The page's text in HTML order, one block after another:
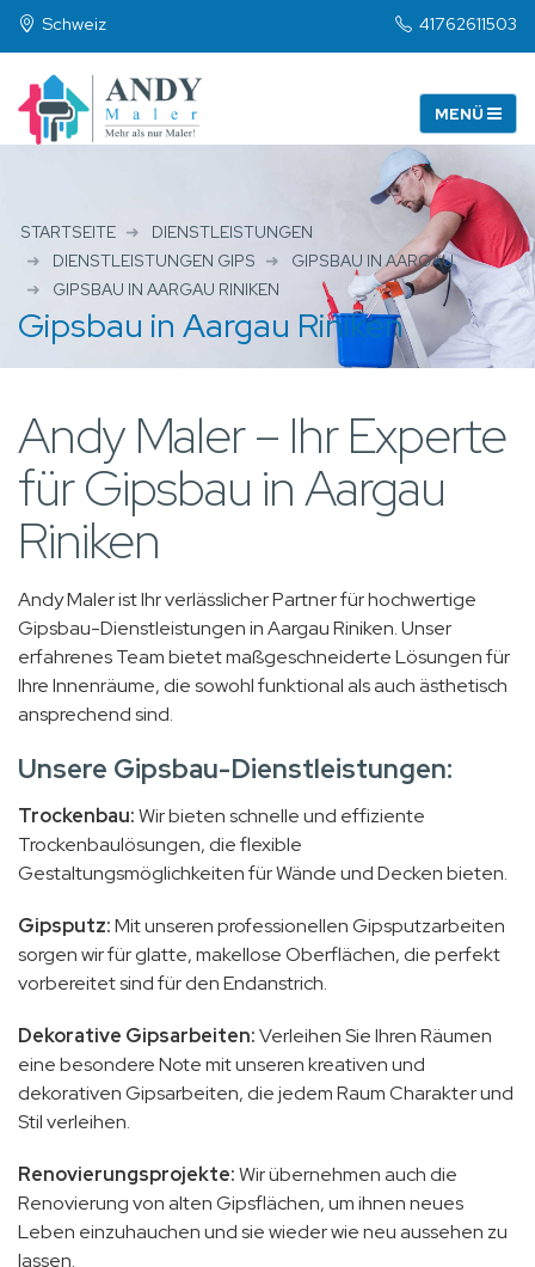
Schweiz 41762611503
STARTSEITE
DIENSTLEISTUNGEN
DIENSTLEISTUNGEN GIPS
GIPSBAU IN AARGAU
GIPSBAU IN AARGAU RINIKEN
Gipsbau in Aargau Riniken
Andy Maler – Ihr Experte
für Gipsbau in Aargau
Riniken
Andy Maler ist Ihr verlässlicher Partner für hochwertige
Gipsbau-Dienstleistungen in Aargau Riniken. Unser
erfahrenes Team bietet maßgeschneiderte Lösungen für
Ihre Innenräume, die sowohl funktional als auch ästhetisch
ansprechend sind.
Unsere Gipsbau-Dienstleistungen:
Trockenbau:Wir bieten schnelle und effiziente
Trockenbaulösungen, die flexible
Gestaltungsmöglichkeiten für Wände und Decken bieten.
Gipsputz:Mit unseren professionellen Gipsputzarbeiten
sorgen wir für glatte, makellose Oberflächen, die perfekt
vorbereitet sind für den Endanstrich.
Dekorative Gipsarbeiten:Verleihen Sie Ihren Räumen
eine besondere Note mit unseren kreativen und
dekorativen Gipsarbeiten, die jedem Raum Charakter und
Stil verleihen.
Renovierungsprojekte:Wir übernehmen auch die
Renovierung von alten Gipsflächen, um ihnen neues
Leben einzuhauchen und sie wieder wie neu aussehen zu
lassen.